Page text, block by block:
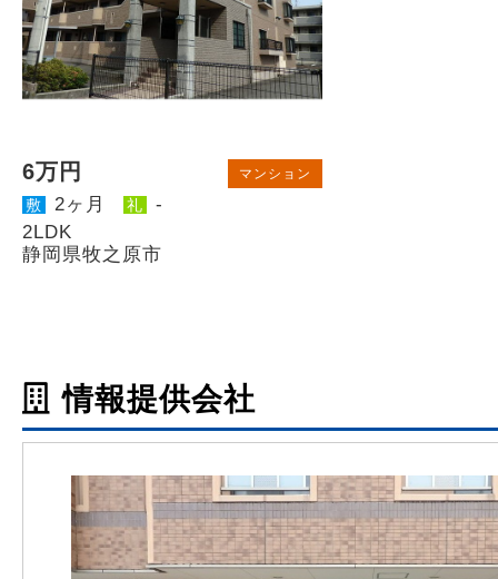
6万円 マンション
敷 2ヶ月 礼
-
2LDK
静岡県牧之原市
情報提供会社